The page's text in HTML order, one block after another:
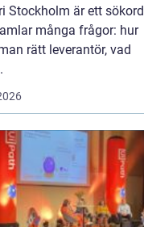
Stockholm är ett sökord
många frågor: hur
rätt leverantör, vad